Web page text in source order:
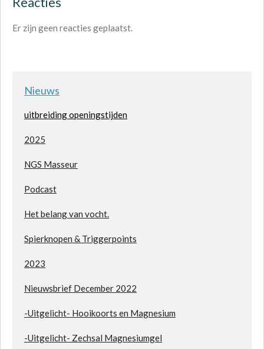
Er zijn geen reacties geplaatst.
Nieuws
uitbreiding openingstijden
2025
NGS Masseur
Podcast
Het belang van vocht.
Spierknopen & Triggerpoints
2023
Nieuwsbrief December 2022
-Uitgelicht- Hooikoorts en Magnesium
-Uitgelicht- Zechsal Magnesiumgel